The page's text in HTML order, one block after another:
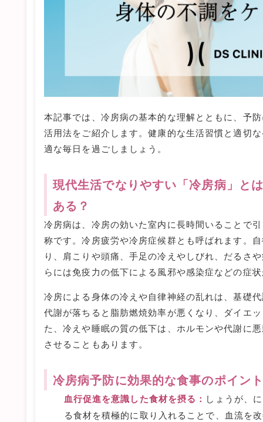
本記事では、冷房病の基本的な理解とともに、予
活用法をご紹介します。健康的な生活習慣と適切
適な毎日を過ごしましょう。
現代生活でなりやすい「冷房病」と
ある？
冷房病は、冷房の効いた室内に長時間いることで
称です。冷房疲労や冷房症候群とも呼ばれます。
り、肩こりや頭痛、手足の冷えやしびれ、だるさ
らには免疫力の低下による風邪や感染症などの症
冷房による身体の冷えや自律神経の乱れは、基礎
代謝が落ちると脂肪燃焼効率が悪くなり、ダイエ
た、冷えや睡眠の質の低下は、ホルモンや代謝に
させることもあります。
冷房病予防に効果的な食事のポイン
血行促進を意識した食材を摂る： しょうが、
る食材を積極的に取り入れることで、血流を